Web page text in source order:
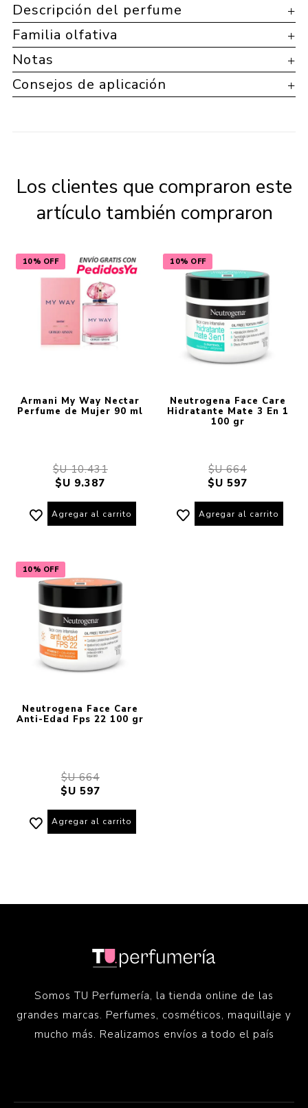
Descripción del perfume
Familia olfativa
Notas
Consejos de aplicación
Los clientes que compraron este
artículo también compraron
10% OFF
Armani My Way Nectar
Perfume de Mujer 90 ml
$U 10.431
$U 9.387
Agregar al carrito
10% OFF
Neutrogena Face Care
Hidratante Mate 3 En 1
100 gr
$U 664
$U 597
Agregar al carrito
10% OFF
Neutrogena Face Care
Anti-Edad Fps 22 100 gr
$U 664
$U 597
Agregar al carrito
Somos TU Perfumería, la tienda online de las
grandes marcas. Perfumes, cosméticos, maquillaje y
mucho más. Realizamos envíos a todo el país